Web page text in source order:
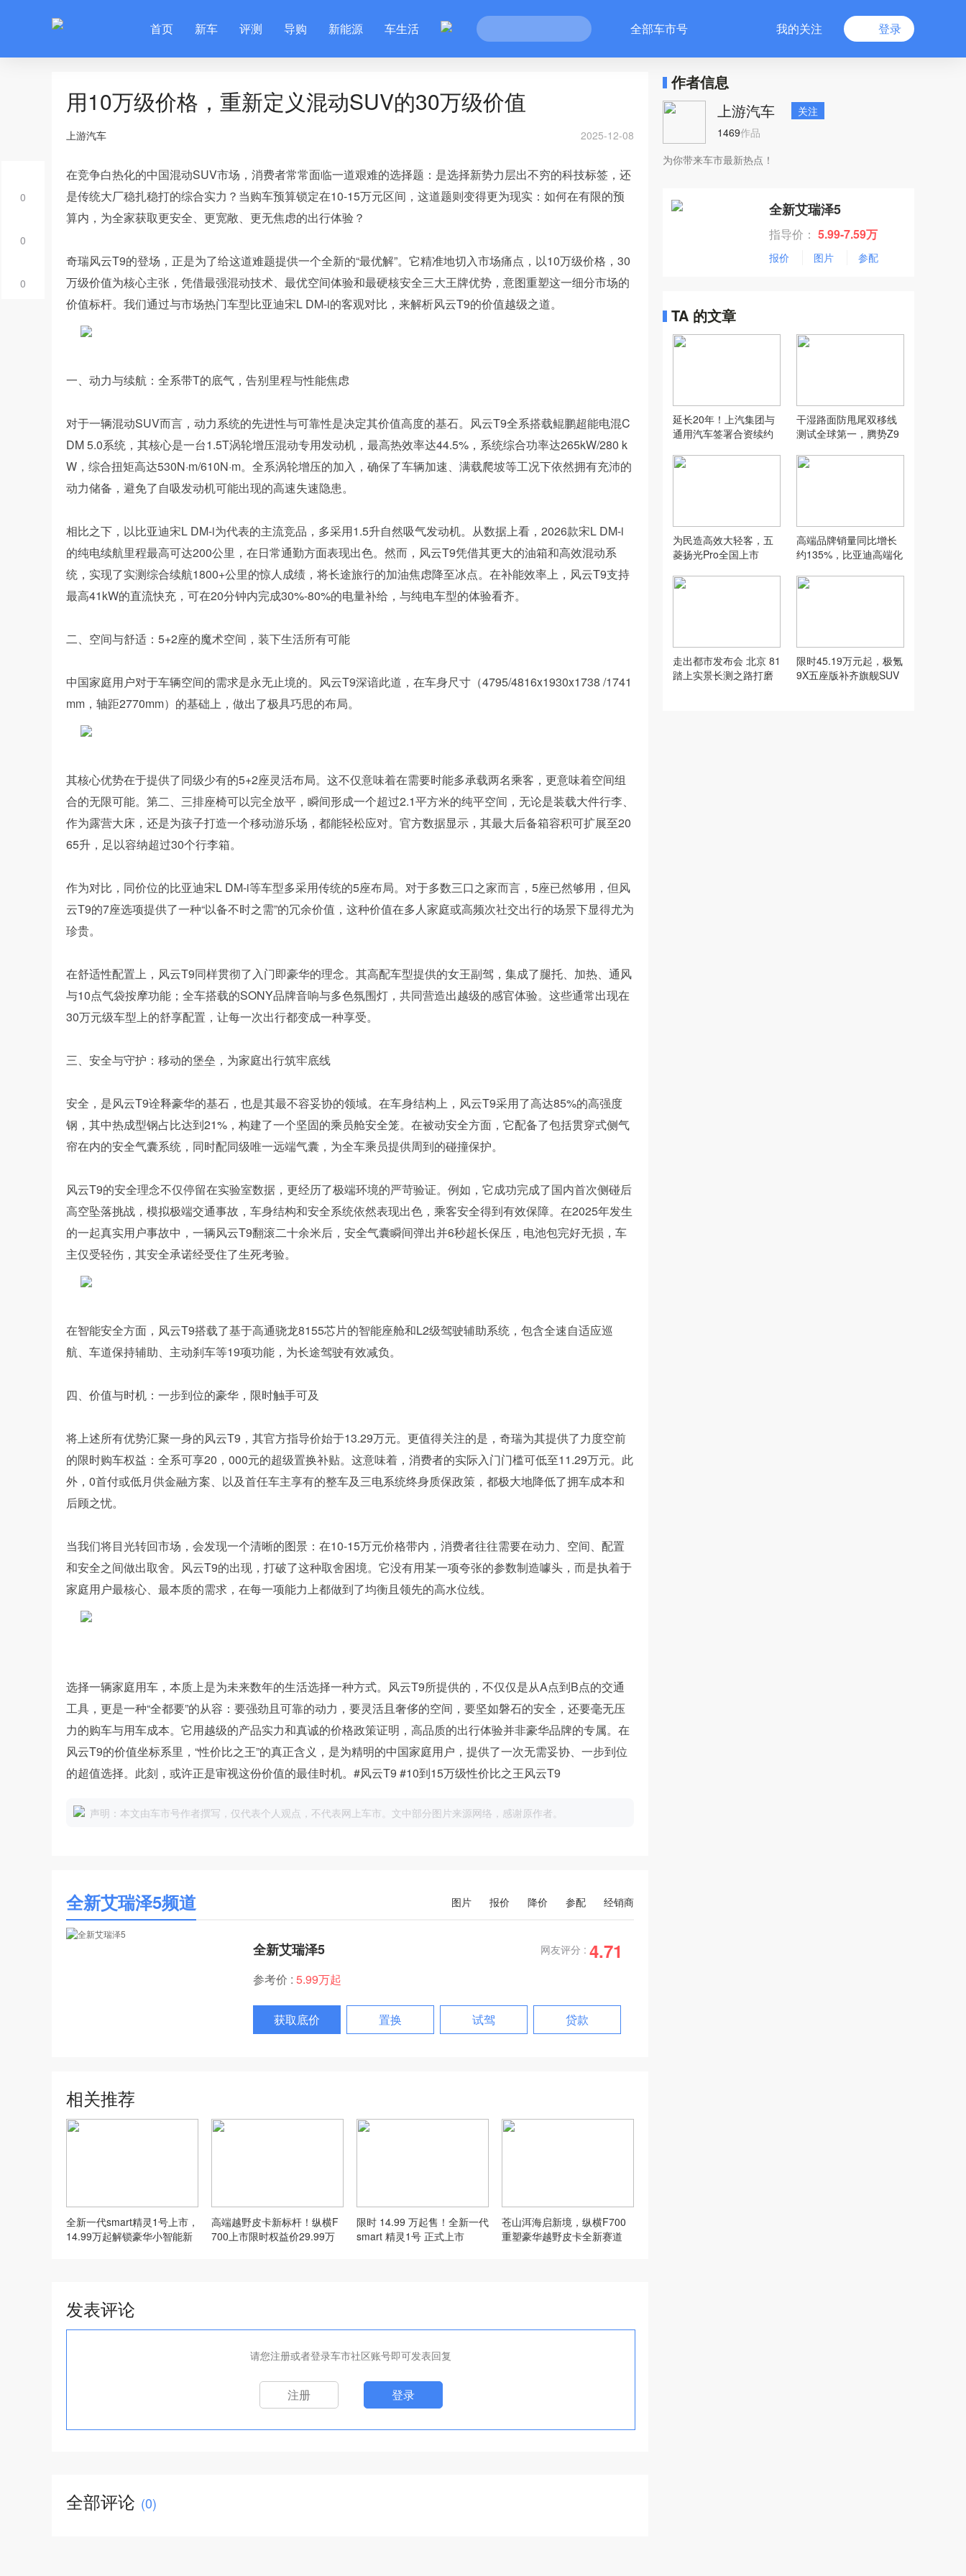
首页 新车 评测 导购 新能源 车生活 全部车市号 我的关注 登录
0
0
0
用10万级价格，重新定义混动SUV的30万级价值
上游汽车 2025-12-08
在竞争白热化的中国混动SUV市场，消费者常常面临一道艰难的选择题：是选择新势力层出不穷的科技标签，还
是传统大厂稳扎稳打的综合实力？当购车预算锁定在10-15万元区间，这道题则变得更为现实：如何在有限的预
算内，为全家获取更安全、更宽敞、更无焦虑的出行体验？
奇瑞风云T9的登场，正是为了给这道难题提供一个全新的“最优解”。它精准地切入市场痛点，以10万级价格，30
万级价值为核心主张，凭借最强混动技术、最优空间体验和最硬核安全三大王牌优势，意图重塑这一细分市场的
价值标杆。我们通过与市场热门车型比亚迪宋L DM-i的客观对比，来解析风云T9的价值越级之道。
一、动力与续航：全系带T的底气，告别里程与性能焦虑
对于一辆混动SUV而言，动力系统的先进性与可靠性是决定其价值高度的基石。风云T9全系搭载鲲鹏超能电混C
DM 5.0系统，其核心是一台1.5T涡轮增压混动专用发动机，最高热效率达44.5%，系统综合功率达265kW/280 k
W，综合扭矩高达530N·m/610N·m。全系涡轮增压的加入，确保了车辆加速、满载爬坡等工况下依然拥有充沛的
动力储备，避免了自吸发动机可能出现的高速失速隐患。
相比之下，以比亚迪宋L DM-i为代表的主流竞品，多采用1.5升自然吸气发动机。从数据上看，2026款宋L DM-i
的纯电续航里程最高可达200公里，在日常通勤方面表现出色。然而，风云T9凭借其更大的油箱和高效混动系
统，实现了实测综合续航1800+公里的惊人成绩，将长途旅行的加油焦虑降至冰点。在补能效率上，风云T9支持
最高41kW的直流快充，可在20分钟内完成30%-80%的电量补给，与纯电车型的体验看齐。
二、空间与舒适：5+2座的魔术空间，装下生活所有可能
中国家庭用户对于车辆空间的需求是永无止境的。风云T9深谙此道，在车身尺寸（4795/4816x1930x1738 /1741
mm，轴距2770mm）的基础上，做出了极具巧思的布局。
其核心优势在于提供了同级少有的5+2座灵活布局。这不仅意味着在需要时能多承载两名乘客，更意味着空间组
合的无限可能。第二、三排座椅可以完全放平，瞬间形成一个超过2.1平方米的纯平空间，无论是装载大件行李、
作为露营大床，还是为孩子打造一个移动游乐场，都能轻松应对。官方数据显示，其最大后备箱容积可扩展至20
65升，足以容纳超过30个行李箱。
作为对比，同价位的比亚迪宋L DM-i等车型多采用传统的5座布局。对于多数三口之家而言，5座已然够用，但风
云T9的7座选项提供了一种“以备不时之需”的冗余价值，这种价值在多人家庭或高频次社交出行的场景下显得尤为
珍贵。
在舒适性配置上，风云T9同样贯彻了入门即豪华的理念。其高配车型提供的女王副驾，集成了腿托、加热、通风
与10点气袋按摩功能；全车搭载的SONY品牌音响与多色氛围灯，共同营造出越级的感官体验。这些通常出现在
30万元级车型上的舒享配置，让每一次出行都变成一种享受。
三、安全与守护：移动的堡垒，为家庭出行筑牢底线
安全，是风云T9诠释豪华的基石，也是其最不容妥协的领域。在车身结构上，风云T9采用了高达85%的高强度
钢，其中热成型钢占比达到21%，构建了一个坚固的乘员舱安全笼。在被动安全方面，它配备了包括贯穿式侧气
帘在内的安全气囊系统，同时配同级唯一远端气囊，为全车乘员提供周到的碰撞保护。
风云T9的安全理念不仅停留在实验室数据，更经历了极端环境的严苛验证。例如，它成功完成了国内首次侧碰后
高空坠落挑战，模拟极端交通事故，车身结构和安全系统依然表现出色，乘客安全得到有效保障。在2025年发生
的一起真实用户事故中，一辆风云T9翻滚二十余米后，安全气囊瞬间弹出并6秒超长保压，电池包完好无损，车
主仅受轻伤，其安全承诺经受住了生死考验。
在智能安全方面，风云T9搭载了基于高通骁龙8155芯片的智能座舱和L2级驾驶辅助系统，包含全速自适应巡
航、车道保持辅助、主动刹车等19项功能，为长途驾驶有效减负。
四、价值与时机：一步到位的豪华，限时触手可及
将上述所有优势汇聚一身的风云T9，其官方指导价始于13.29万元。更值得关注的是，奇瑞为其提供了力度空前
的限时购车权益：全系可享20，000元的超级置换补贴。这意味着，消费者的实际入门门槛可低至11.29万元。此
外，0首付或低月供金融方案、以及首任车主享有的整车及三电系统终身质保政策，都极大地降低了拥车成本和
后顾之忧。
当我们将目光转回市场，会发现一个清晰的图景：在10-15万元价格带内，消费者往往需要在动力、空间、配置
和安全之间做出取舍。风云T9的出现，打破了这种取舍困境。它没有用某一项夸张的参数制造噱头，而是执着于
家庭用户最核心、最本质的需求，在每一项能力上都做到了均衡且领先的高水位线。
选择一辆家庭用车，本质上是为未来数年的生活选择一种方式。风云T9所提供的，不仅仅是从A点到B点的交通
工具，更是一种“全都要”的从容：要强劲且可靠的动力，要灵活且奢侈的空间，要坚如磐石的安全，还要毫无压
力的购车与用车成本。它用越级的产品实力和真诚的价格政策证明，高品质的出行体验并非豪华品牌的专属。在
风云T9的价值坐标系里，“性价比之王”的真正含义，是为精明的中国家庭用户，提供了一次无需妥协、一步到位
的超值选择。此刻，或许正是审视这份价值的最佳时机。#风云T9 #10到15万级性价比之王风云T9
声明：本文由车市号作者撰写，仅代表个人观点，不代表网上车市。文中部分图片来源网络，感谢原作者。
全新艾瑞泽5频道 经销商
参配
降价
报价
图片
全新艾瑞泽5 网友评分 : 4.71
参考价 : 5.99万起
获取底价 置换 试驾 贷款
相关推荐
全新一代smart精灵1号上市，
14.99万起解锁豪华小智能新
高端越野皮卡新标杆！纵横F
700上市限时权益价29.99万
限时 14.99 万起售！全新一代
smart 精灵1号 正式上市
苍山洱海启新境，纵横F700
重塑豪华越野皮卡全新赛道
发表评论
请您注册或者登录车市社区账号即可发表回复
注册 登录
全部评论 (0)
作者信息
上游汽车
关注
1469作品
为你带来车市最新热点！
全新艾瑞泽5
指导价： 5.99-7.59万
报价 图片 参配
TA 的文章
延长20年！上汽集团与
通用汽车签署合资续约
干湿路面防甩尾双移线
测试全球第一，腾势Z9
为民造高效大轻客，五
菱扬光Pro全国上市
高端品牌销量同比增长
约135%，比亚迪高端化
走出都市发布会 北京 81
踏上实景长测之路打磨
限时45.19万元起，极氪
9X五座版补齐旗舰SUV